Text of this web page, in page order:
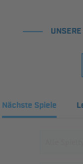
Nächste Spiele